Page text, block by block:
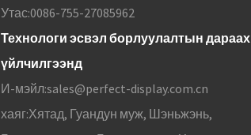
Утас:0086-755-27085962
Технологи эсвэл борлуулалтын дараах
үйлчилгээнд
И-мэйл:sales@perfect-display.com.cn
хаяг:Хятад, Гуандун муж, Шэньжэнь,